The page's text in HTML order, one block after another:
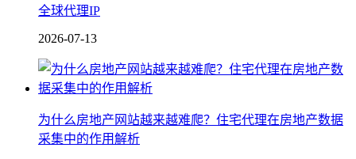
全球代理IP
2026-07-13
为什么房地产网站越来越难爬？住宅代理在房地产数据
采集中的作用解析